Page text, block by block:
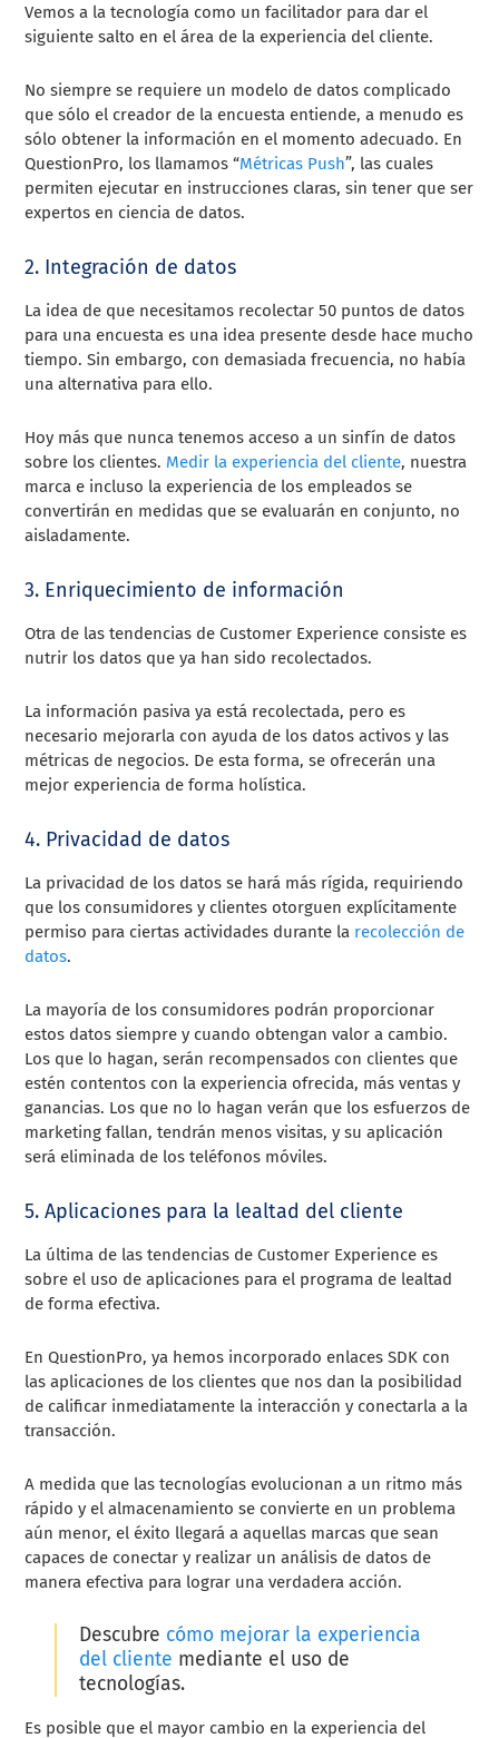
Vemos a la tecnología como un facilitador para dar el
siguiente salto en el área de la experiencia del cliente.
No siempre se requiere un modelo de datos complicado
que sólo el creador de la encuesta entiende, a menudo es
sólo obtener la información en el momento adecuado. En
QuestionPro, los llamamos “Métricas Push”, las cuales
permiten ejecutar en instrucciones claras, sin tener que ser
expertos en ciencia de datos.
2. Integración de datos
La idea de que necesitamos recolectar 50 puntos de datos
para una encuesta es una idea presente desde hace mucho
tiempo. Sin embargo, con demasiada frecuencia, no había
una alternativa para ello.
Hoy más que nunca tenemos acceso a un sinfín de datos
sobre los clientes. Medir la experiencia del cliente, nuestra
marca e incluso la experiencia de los empleados se
convertirán en medidas que se evaluarán en conjunto, no
aisladamente.
3. Enriquecimiento de información
Otra de las tendencias de Customer Experience consiste es
nutrir los datos que ya han sido recolectados.
La información pasiva ya está recolectada, pero es
necesario mejorarla con ayuda de los datos activos y las
métricas de negocios. De esta forma, se ofrecerán una
mejor experiencia de forma holística.
4. Privacidad de datos
La privacidad de los datos se hará más rígida, requiriendo
que los consumidores y clientes otorguen explícitamente
permiso para ciertas actividades durante la recolección de
datos.
La mayoría de los consumidores podrán proporcionar
estos datos siempre y cuando obtengan valor a cambio.
Los que lo hagan, serán recompensados con clientes que
estén contentos con la experiencia ofrecida, más ventas y
ganancias. Los que no lo hagan verán que los esfuerzos de
marketing fallan, tendrán menos visitas, y su aplicación
será eliminada de los teléfonos móviles.
5. Aplicaciones para la lealtad del cliente
La última de las tendencias de Customer Experience es
sobre el uso de aplicaciones para el programa de lealtad
de forma efectiva.
En QuestionPro, ya hemos incorporado enlaces SDK con
las aplicaciones de los clientes que nos dan la posibilidad
de calificar inmediatamente la interacción y conectarla a la
transacción.
A medida que las tecnologías evolucionan a un ritmo más
rápido y el almacenamiento se convierte en un problema
aún menor, el éxito llegará a aquellas marcas que sean
capaces de conectar y realizar un análisis de datos de
manera efectiva para lograr una verdadera acción.
Descubre cómo mejorar la experiencia
del cliente mediante el uso de
tecnologías.
Es posible que el mayor cambio en la experiencia del